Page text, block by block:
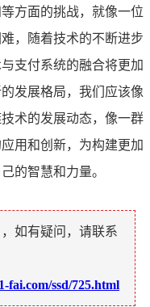
方面的挑战，就像一位
，随着技术的不断进步
支付系统的融合将更加
发展格局，我们应该像
术的发展动态，像一群
用和创新，为构建更加
的智慧和力量。
，如有疑问，请联系
fai.com/ssd/725.html